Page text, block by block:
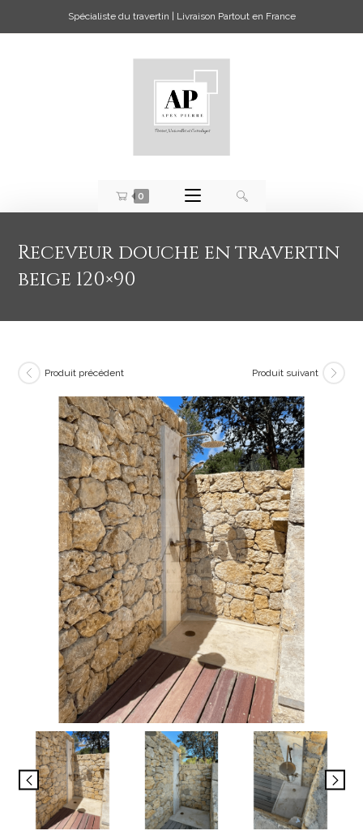
Spécialiste du travertin | Livraison Partout en France
0
Receveur douche en travertin
beige 120×90
Produit précédent Produit suivant